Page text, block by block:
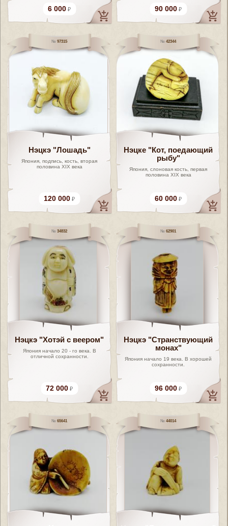
6 000 90 000
97315
Нэцкэ "Лошадь"
Япония, подпись, кость, вторая
половина XIX века
120 000
42344
Нэцке "Кот, поедающий
рыбу"
Япония, слоновая кость, первая
половина XIX века
60 000
34832
Нэцкэ "Хотэй с веером"
Япония начало 20 - го века. В
отличной сохранности.
72 000
62901
Нэцкэ "Странствующий
монах"
Япония начало 19 века. В хорошей
сохранности.
96 000
65641 44014